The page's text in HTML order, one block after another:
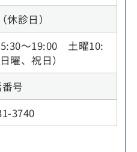
休診日）
～19:00 土曜10:
曜、祝日）
号
3740